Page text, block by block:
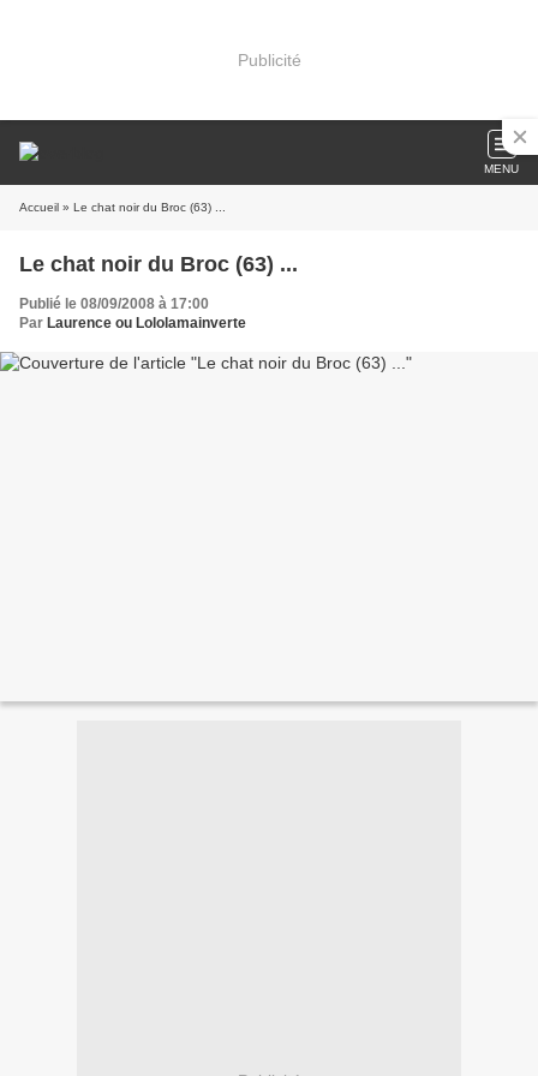
Publicité
MENU
Accueil » Le chat noir du Broc (63) ...
Le chat noir du Broc (63) ...
Publié le 08/09/2008 à 17:00
Par Laurence ou Lololamainverte